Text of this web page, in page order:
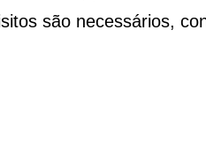
são necessários,